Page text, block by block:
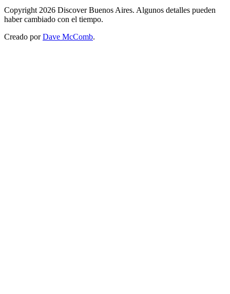
Copyright 2026 Discover Buenos Aires. Algunos detalles pueden
haber cambiado con el tiempo.
Creado porDave McComb.